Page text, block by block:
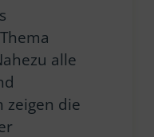
alle
zeigen die